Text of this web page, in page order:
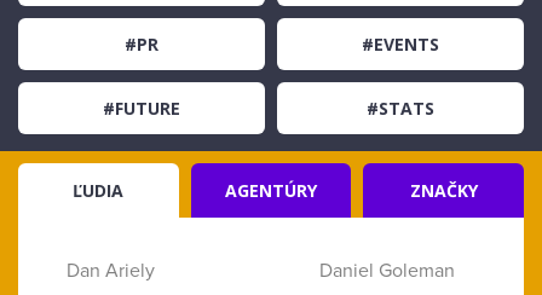
#PR #EVENTS
#FUTURE #STATS
ĽUDIA AGENTÚRY ZNAČKY
Dan Ariely
Daniel Goleman